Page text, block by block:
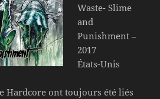
Waste- Slime
and
Punishment –
2017
États-Unis
Hardcore ont toujours été liés